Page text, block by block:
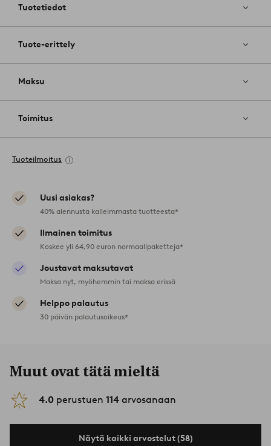
Tuotetiedot
Tuote-erittely
Maksu
Toimitus
Tuoteilmoitus
Uusi asiakas?
40% alennusta kalleimmasta tuotteesta*
Ilmainen toimitus
Koskee yli 64,90 euron normaalipaketteja*
Joustavat maksutavat
Maksa nyt, myöhemmin tai maksa erissä
Helppo palautus
30 päivän palautusoikeus*
Muut ovat tätä mieltä
4.0 perustuen 114 arvosanaan
Näytä kaikki arvostelut (58)